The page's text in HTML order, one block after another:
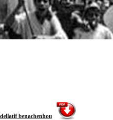
benachenhou